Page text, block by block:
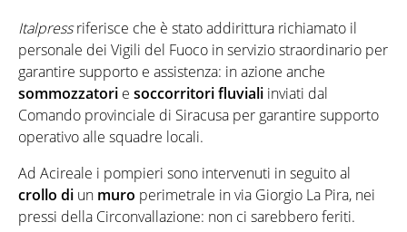
Italpressriferisce che è stato addirittura richiamato il
personale dei Vigili del Fuoco in servizio straordinario per
garantire supporto e assistenza: in azione anche
sommozzatori e soccorritori fluviali inviati dal
Comando provinciale di Siracusa per garantire supporto
operativo alle squadre locali.
Ad Acireale i pompieri sono intervenuti in seguito al
crollo di un muro perimetrale in via Giorgio La Pira, nei
pressi della Circonvallazione: non ci sarebbero feriti.